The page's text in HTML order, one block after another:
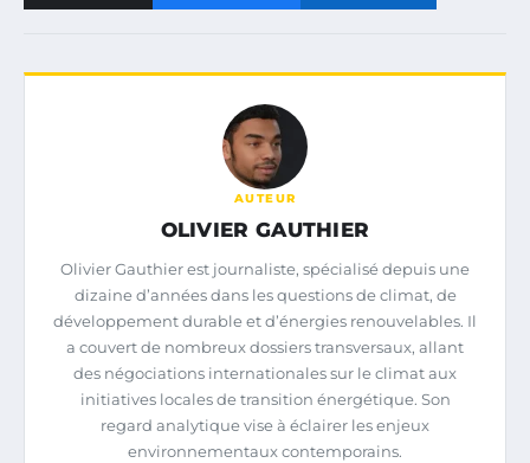
AUTEUR
OLIVIER GAUTHIER
Olivier Gauthier est journaliste, spécialisé depuis une
dizaine d’années dans les questions de climat, de
développement durable et d’énergies renouvelables. Il
a couvert de nombreux dossiers transversaux, allant
des négociations internationales sur le climat aux
initiatives locales de transition énergétique. Son
regard analytique vise à éclairer les enjeux
environnementaux contemporains.